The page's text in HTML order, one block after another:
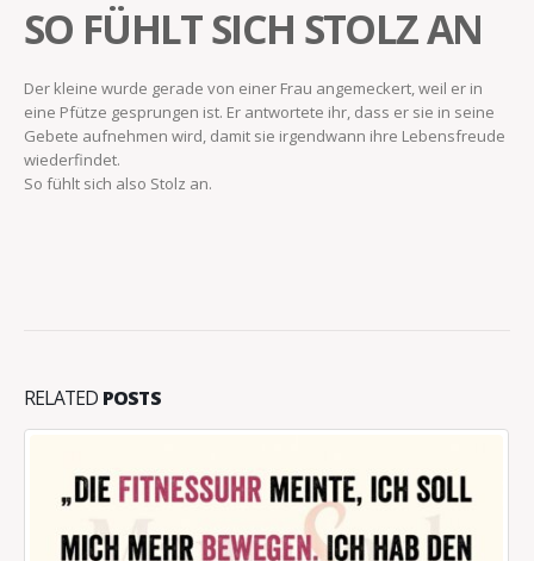
SO FÜHLT SICH STOLZ AN
Der kleine wurde gerade von einer Frau angemeckert, weil er in
eine Pfütze gesprungen ist. Er antwortete ihr, dass er sie in seine
Gebete aufnehmen wird, damit sie irgendwann ihre Lebensfreude
wiederfindet.
So fühlt sich also Stolz an.
RELATED POSTS